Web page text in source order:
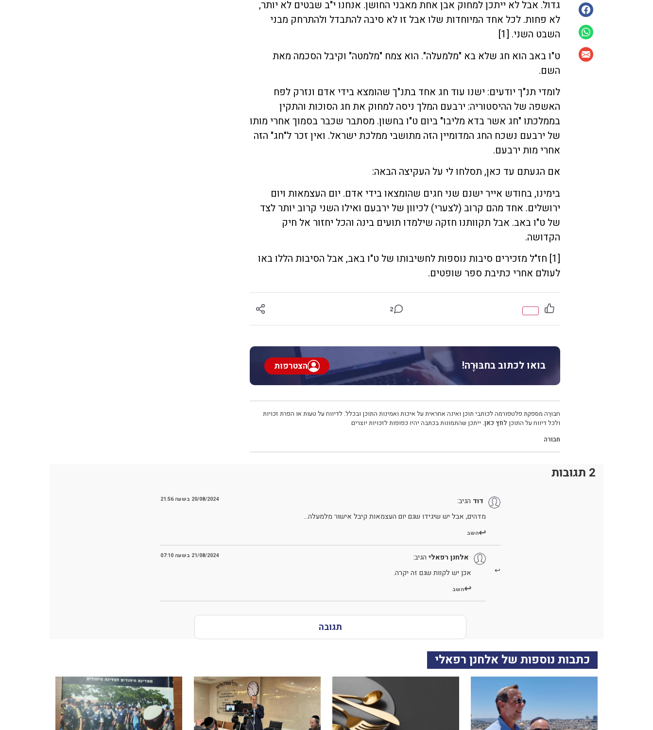
גדול. אבל לא ייתכן למחוק אבן אחת מאבני החושן. אנחנו י"ב שבטים לא יותר,
לא פחות. לכל אחד המיוחדות שלו אבל זו לא סיבה להתבדל ולהתרחק מבני
השבט השני. [1]
ט"ו באב הוא חג שלא בא "מלמעלה". הוא צמח "מלמטה" וקיבל הסכמה מאת
השם.
לומדי תנ"ך יודעים: ישנו עוד חג אחד בתנ"ך שהומצא בידי אדם ונזרק לפח
האשפה של ההיסטוריה: ירבעם המלך ניסה למחוק את חג הסוכות והתקין
בממלכתו "חג אשר בדא מליבו" ביום ט"ו בחשון. מסתבר שכבר בסמוך אחרי מותו
של ירבעם נשכח החג המדומיין הזה מתושבי ממלכת ישראל. ואין זכר ל"חג" הזה
אחרי מות ירבעם.
אם הגעתם עד כאן, תסלחו לי על העקיצה הבאה:
בימינו, בחודש אייר ישנם שני חגים שהומצאו בידי אדם. יום העצמאות ויום
ירושלים. אחד מהם קרוב (לצערי) לכיוון של ירבעם ואילו השני קרוב יותר לצד
של ט"ו באב. אבל תקוותנו חזקה שילמדו תועים בינה והכל יחזור אל חיק
הקדושה.
[1] חז"ל מזכירים סיבות נוספות לחשיבותו של ט"ו באב, אבל הסיבות הללו באו
לעולם אחרי כתיבת ספר שופטים.
2
בואו לכתוב בחבּוּרֶה! הצטרפות
חבּוּרֶה מספקת פלטפורמה לכותבי תוכן ואינה אחראית על איכות ואמינות התוכן ובכלל. לדיווח על טעות או הפרת זכויות
ולכל דיווח על התוכן לחץ כאן. ייתכן שהתמונות בכתבה יהיו כפופות לזכויות יוצרים
חבורה
2 תגובות
דוד הגיב: 20/08/2024 בשעה 21:56
מדהים, אבל יש שיגידו שגם יום העצמאות קיבל אישור מלמעלה…
השב
אלחנן רפאלי הגיב: 21/08/2024 בשעה 07:10
אכן יש לקוות שגם זה יקרה.
השב
תגובה
כתבות נוספות של אלחנן רפאלי